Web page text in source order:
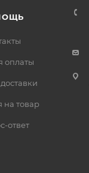
оплаты
на товар
ответ